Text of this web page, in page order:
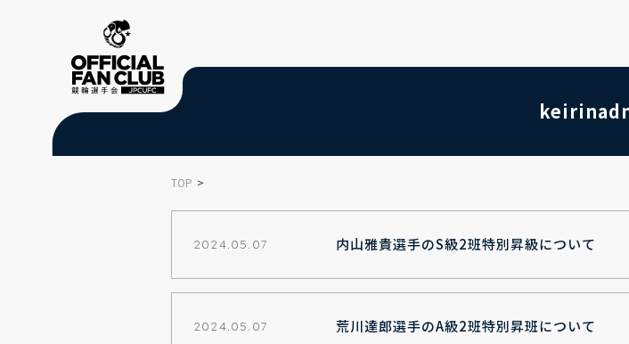
TOP
2024.05.07 内山雅貴選手のS級2班特別昇級について
2024.05.07 荒川達郎選手のA級2班特別昇班について